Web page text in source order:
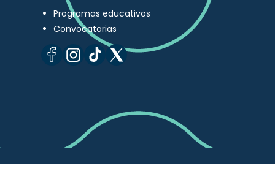
Programas educativos
Convocatorias